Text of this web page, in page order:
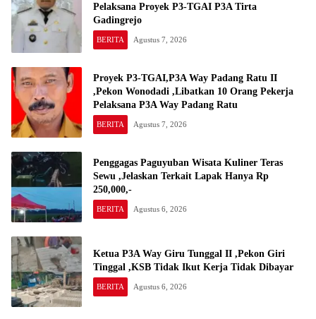
Pelaksana Proyek P3-TGAI P3A Tirta
Gadingrejo
BERITA Agustus 7, 2026
Proyek P3-TGAI,P3A Way Padang Ratu II
,Pekon Wonodadi ,Libatkan 10 Orang Pekerja
Pelaksana P3A Way Padang Ratu
BERITA Agustus 7, 2026
Penggagas Paguyuban Wisata Kuliner Teras
Sewu ,Jelaskan Terkait Lapak Hanya Rp
250,000,-
BERITA Agustus 6, 2026
Ketua P3A Way Giru Tunggal II ,Pekon Giri
Tinggal ,KSB Tidak Ikut Kerja Tidak Dibayar
BERITA Agustus 6, 2026